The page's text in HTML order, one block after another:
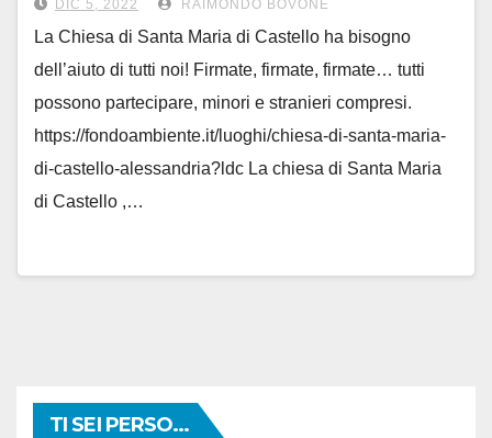
dicembre
DIC 5, 2022 RAIMONDO BOVONE
La Chiesa di Santa Maria di Castello ha bisogno
dell’aiuto di tutti noi! Firmate, firmate, firmate… tutti
possono partecipare, minori e stranieri compresi.
https://fondoambiente.it/luoghi/chiesa-di-santa-maria-
di-castello-alessandria?ldc La chiesa di Santa Maria
di Castello ,…
TI SEI PERSO...